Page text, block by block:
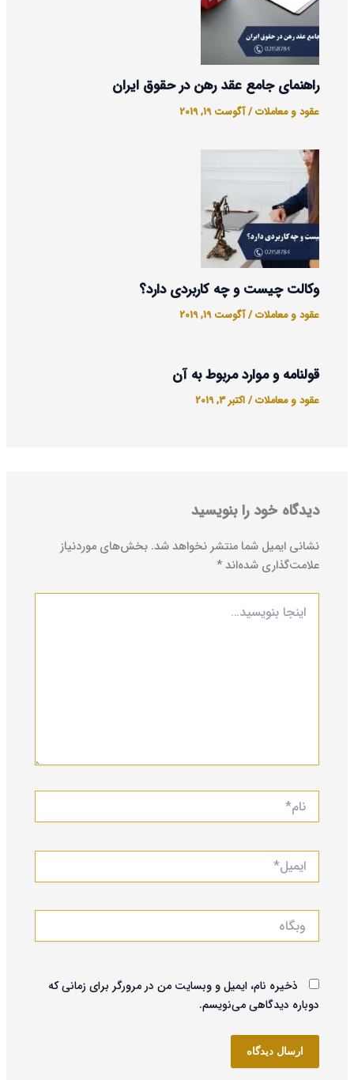
راهنمای جامع عقد رهن در حقوق ایران
عقود و معاملات/آگوست 19, 2019
وکالت چیست و چه کاربردی دارد؟
عقود و معاملات/آگوست 19, 2019
قولنامه و موارد مربوط به آن
عقود و معاملات/اکتبر 3, 2019
دیدگاه‌ خود را بنویسید
نشانی ایمیل شما منتشر نخواهد شد. بخش‌های موردنیاز
علامت‌گذاری شده‌اند*
بنویسید…
ایمیل*
ذخیره نام، ایمیل و وبسایت من در مرورگر برای زمانی که
دوباره دیدگاهی می‌نویسم.